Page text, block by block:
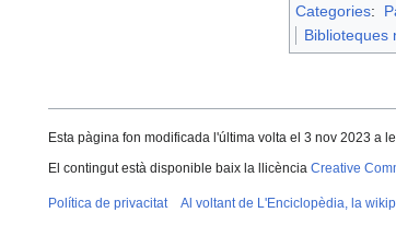
Categories:
Biblioteques
Esta pàgina fon modificada l'última volta el 3 nov 2023 a
El contingut està disponible baix la llicència Creative
Política de privacitat Al voltant de L'Enciclopèdia, la